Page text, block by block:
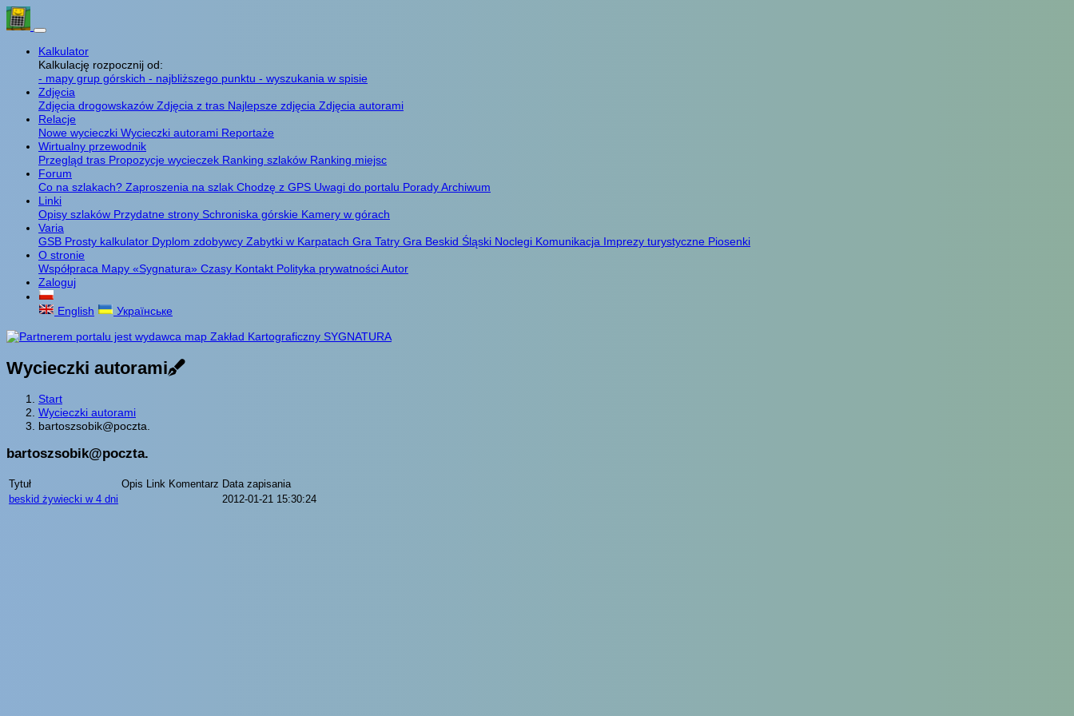
Kalkulator
Kalkulację rozpocznij od:
- mapy grup górskich - najbliższego punktu - wyszukania w spisie
Zdjęcia
Zdjęcia drogowskazów Zdjęcia z tras Najlepsze zdjęcia Zdjęcia autorami
Relacje
Nowe wycieczki Wycieczki autorami Reportaże
Wirtualny przewodnik
Przegląd tras Propozycje wycieczek Ranking szlaków Ranking miejsc
Forum
Co na szlakach? Zaproszenia na szlak Chodzę z GPS Uwagi do portalu PoradyArchiwum
Linki
Opisy szlaków Przydatne strony Schroniska górskie Kamery w górach
Varia
GSB Prosty kalkulator Dyplom zdobywcy Zabytki w Karpatach Gra Tatry Gra Beskid Śląski Noclegi Komunikacja Imprezy turystyczne Piosenki
O stronie
Współpraca Mapy «Sygnatura» Czasy Kontakt Polityka prywatnościAutor
Zaloguj
English Українське
Wycieczki autorami
Start
Wycieczki autorami
bartoszsobik@poczta.
bartoszsobik@poczta.
Tytuł Opis Link Komentarz Data zapisania
beskid żywiecki w 4 dni
2012-01-21 15:30:24